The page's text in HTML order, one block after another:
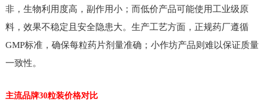
非，生物利用度高，副作用小；而低价产品可能使用工业级原
料，效果不稳定且安全隐患大。生产工艺方面，正规药厂遵循
GMP标准，确保每粒药片剂量准确；小作坊产品则难以保证质量
一致性。
主流品牌30粒装价格对比